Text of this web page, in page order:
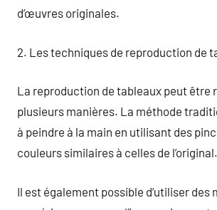
d’œuvres originales.
2. Les techniques de reproduction de
La reproduction de tableaux peut être
plusieurs manières. La méthode
à peindre à la main en utilisant des
couleurs similaires à celles de l’original.
Il est également possible d’utiliser des